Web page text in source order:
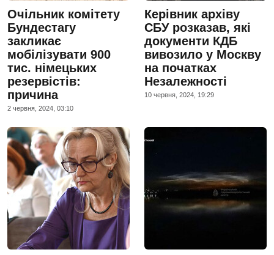
Очільник комітету
Бундестагу
закликає
мобілізувати 900
тис. німецьких
резервістів:
причина
2 червня, 2024, 03:10
Керівник архіву
СБУ розказав, які
документи КДБ
вивозило у Москву
на початках
Незалежності
10 червня, 2024, 19:29